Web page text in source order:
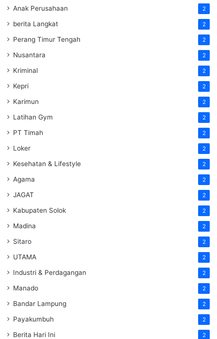
Anak Perusahaan 2
berita Langkat 2
Perang Timur Tengah 2
Nusantara 2
Kriminal 2
Kepri 2
Karimun 2
Latihan Gym 2
PT Timah 2
Loker 2
Kesehatan & Lifestyle 2
Agama 2
JAGAT 2
Kabupaten Solok 2
Madina 2
Sitaro 2
UTAMA 2
Industri & Perdagangan 2
Manado 2
Bandar Lampung 2
Payakumbuh 2
Berita Hari Ini 2